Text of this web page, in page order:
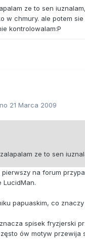
ze to sen
w chmury. ale potem
kontrolowalam:P
21 Marca 2009
ze to sen
na forum
LucidMan.
papuaskim, co
spisek fryzjerski
ów motyw przewija